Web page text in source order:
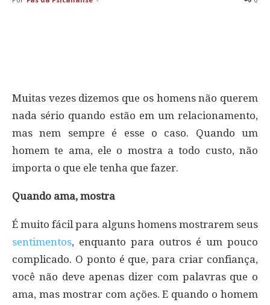
Muitas vezes dizemos que os homens não querem
nada sério quando estão em um relacionamento,
mas nem sempre é esse o caso. Quando um
homem te ama, ele o mostra a todo custo, não
importa o que ele tenha que fazer.
Quando ama, mostra
É muito fácil para alguns homens mostrarem seus
sentimentos, enquanto para outros é um pouco
complicado. O ponto é que, para criar confiança,
você não deve apenas dizer com palavras que o
ama, mas mostrar com ações. E quando o homem